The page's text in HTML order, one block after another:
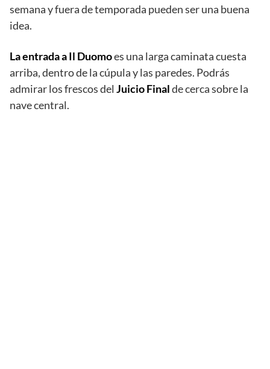
semana y fuera de temporada pueden ser una buena
idea.
La entrada a Il Duomoes una larga caminata cuesta
arriba, dentro de la cúpula y las paredes. Podrás
admirar los frescos del Juicio Finalde cerca sobre la
nave central.